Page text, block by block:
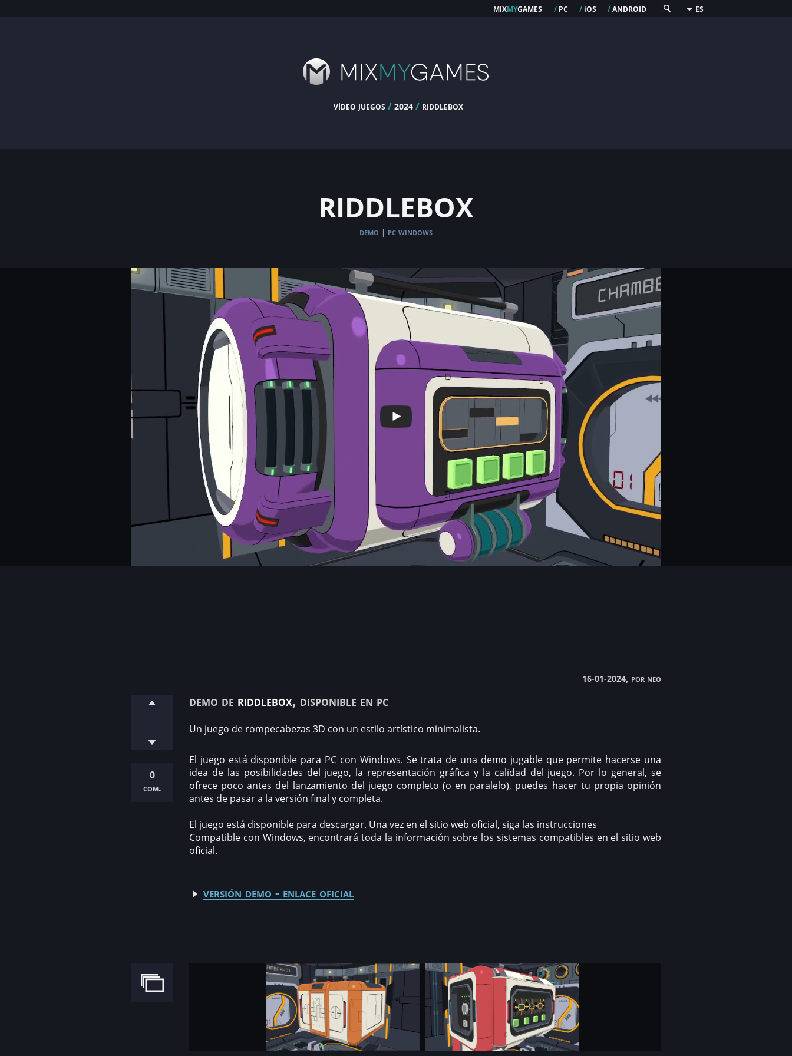
mixmygames / pc / ios /android ES
vídeo juegos / 2024 / riddlebox
riddlebox
demo | pc windows
16-01-2024, por neo
0
com.
demo de riddlebox, disponible en pc
Un juego de rompecabezas 3D con un estilo artístico minimalista.
El juego está disponible para PC con Windows. Se trata de una demo jugable que permite hacerse una
idea de las posibilidades del juego, la representación gráfica y la calidad del juego. Por lo general, se
ofrece poco antes del lanzamiento del juego completo (o en paralelo), puedes hacer tu propia opinión
antes de pasar a la versión final y completa.
El juego está disponible para descargar. Una vez en el sitio web oficial, siga las instrucciones
Compatible con Windows, encontrará toda la información sobre los sistemas compatibles en el sitio web
oficial.
versión demo - enlace oficial